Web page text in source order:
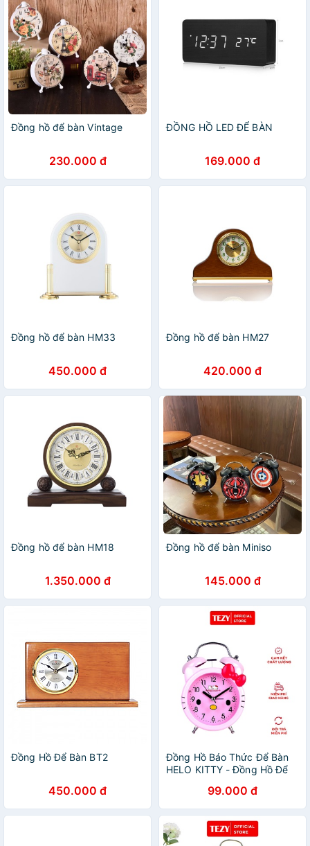
Đồng hồ để bàn Vintage
230.000 đ
ĐỒNG HỒ LED ĐỂ BÀN
169.000 đ
Đồng hồ để bàn HM33
450.000 đ
Đồng hồ để bàn HM27
420.000 đ
Đồng hồ để bàn HM18
1.350.000 đ
Đồng hồ để bàn Miniso
145.000 đ
Đồng Hồ Để Bàn BT2
450.000 đ
Đồng Hồ Báo Thức Để Bàn
HELO KITTY - Đồng Hồ Để
TEZYBOOKS99.000 đ